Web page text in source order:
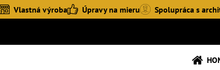
Vlastná výroba Úpravy na mieru Spolupráca s